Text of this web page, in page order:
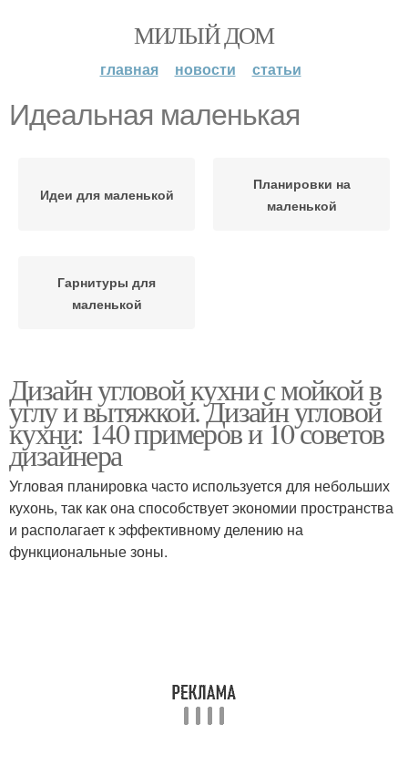
МИЛЫЙ ДОМ
главная новости статьи
Идеальная маленькая
Идеи для маленькой
Планировки на
маленькой
Гарнитуры для
маленькой
Дизайн угловой кухни с мойкой в
углу и вытяжкой. Дизайн угловой
кухни: 140 примеров и 10 советов
дизайнера
Угловая планировка часто используется для небольших
кухонь, так как она способствует экономии пространства
и располагает к эффективному делению на
функциональные зоны.